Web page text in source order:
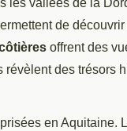
les vallées de la
de
offrent des
des trésors
en Aquitaine.